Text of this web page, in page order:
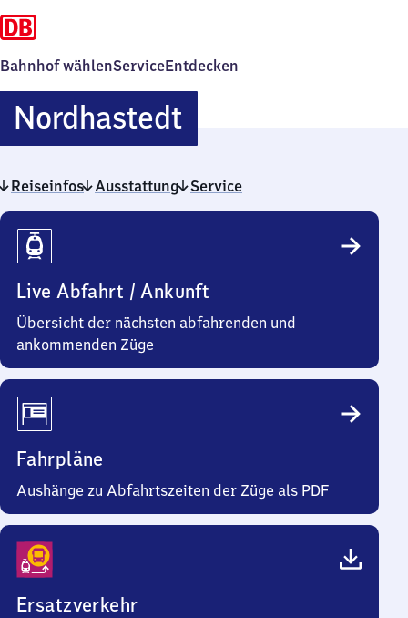
Bahnhof wählenServiceEntdecken
NordhastedtNordhastedt
Reiseinfos Ausstattung Service
Reiseinfos
Live Abfahrt / Ankunft
Übersicht der nächsten abfahrenden und
ankommenden Züge
Fahrpläne
Aushänge zu Abfahrtszeiten der Züge als PDF
Ersatzverkehr